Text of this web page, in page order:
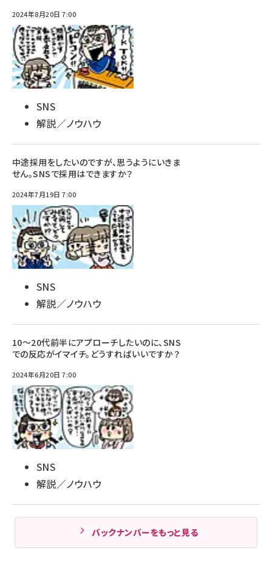
2024年8月20日 7:00
SNS
解説／ノウハウ
中途採用をしたいのですが、思うようにいきま
せん。SNSで採用はできますか？
2024年7月19日 7:00
SNS
解説／ノウハウ
10～20代前半にアプローチしたいのに、SNS
での反応がイマイチ。どうすればいいですか？
2024年6月20日 7:00
SNS
解説／ノウハウ
バックナンバーをもっと見る